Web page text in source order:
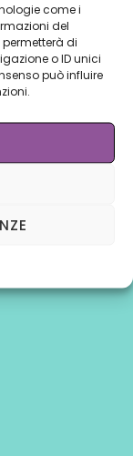
come i
del
di
o ID unici
può influire
le parti del
Perché? La
…